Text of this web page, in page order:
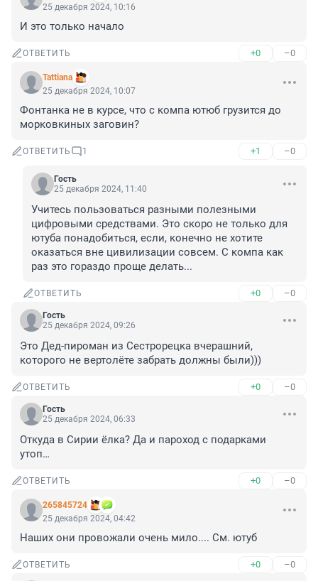
25 декабря 2024, 10:16
И это только начало
ОТВЕТИТЬ +0 –0
Tattiana
25 декабря 2024, 10:07
Фонтанка не в курсе, что с компа ютюб грузится до
морковкиных заговин?
ОТВЕТИТЬ 1 +1 –0
Гость
25 декабря 2024, 11:40
Учитесь пользоваться разными полезными
цифровыми средствами. Это скоро не только для
ютуба понадобиться, если, конечно не хотите
оказаться вне цивилизации совсем. С компа как
раз это гораздо проще делать...
ОТВЕТИТЬ +0 –0
Гость
25 декабря 2024, 09:26
Это Дед-пироман из Сестрорецка вчерашний,
которого не вертолёте забрать должны были)))
ОТВЕТИТЬ +0 –0
Гость
25 декабря 2024, 06:33
Откуда в Сирии ёлка? Да и пароход с подарками
утоп…
ОТВЕТИТЬ +0 –0
265845724
25 декабря 2024, 04:42
Наших они провожали очень мило.... См. ютуб
ОТВЕТИТЬ +0 –0